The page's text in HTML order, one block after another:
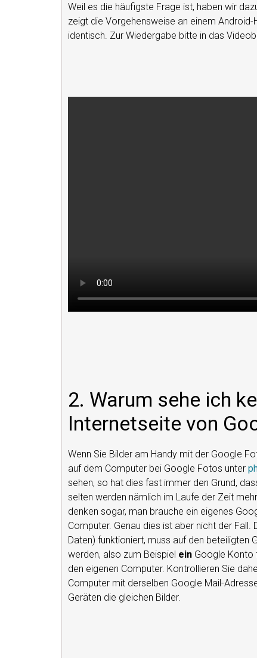
Weil es die häufigste Frage ist, haben wir
zeigt die Vorgehensweise an einem
identisch. Zur Wiedergabe bitte in das
2. Warum sehe ich
Internetseite von
Wenn Sie Bilder am Handy mit der Google
auf dem Computer bei Google Fotos unter
sehen, so hat dies fast immer den Grund,
selten werden nämlich im Laufe der Zeit
denken sogar, man brauche ein eigenes
Computer. Genau dies ist aber nicht der
Daten) funktioniert, muss auf den
werden, also zum Beispiel ein Google Konto
den eigenen Computer. Kontrollieren Sie
Computer mit derselben Google Mail-
Geräten die gleichen Bilder.